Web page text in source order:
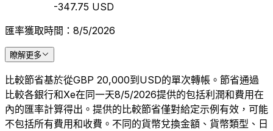
-347.75 USD
匯率獲取時間：8/5/2026
瞭解更多
比較節省基於從GBP 20,000到USD的單次轉帳。節省通過
比較各銀行和Xe在同一天8/5/2026提供的包括利潤和費用在
內的匯率計算得出。提供的比較節省僅對給定示例有效，可能
不包括所有費用和收費。不同的貨幣兌換金額、貨幣類型、日